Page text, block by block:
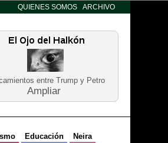
QUIENES SOMOS ARCHIVO
entre Trump y Petro
Ampliar
Educación Neira